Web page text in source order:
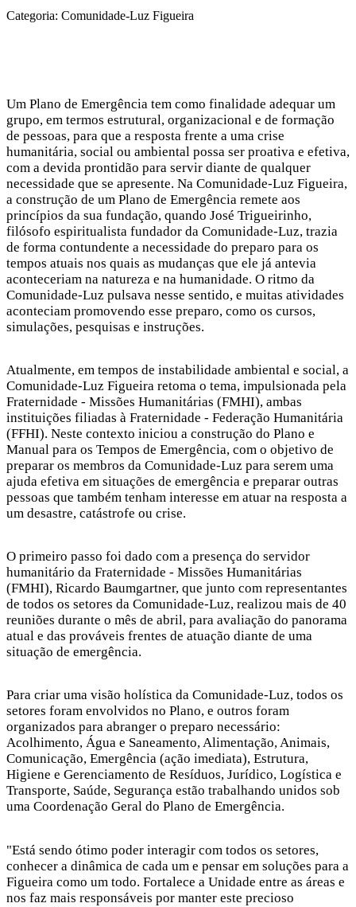
Categoria: Comunidade-Luz Figueira
Um Plano de Emergência tem como finalidade adequar um
grupo, em termos estrutural, organizacional e de formação
de pessoas, para que a resposta frente a uma crise
humanitária, social ou ambiental possa ser proativa e efetiva,
com a devida prontidão para servir diante de qualquer
necessidade que se apresente. Na Comunidade-Luz Figueira,
a construção de um Plano de Emergência remete aos
princípios da sua fundação, quando José Trigueirinho,
filósofo espiritualista fundador da Comunidade-Luz, trazia
de forma contundente a necessidade do preparo para os
tempos atuais nos quais as mudanças que ele já antevia
aconteceriam na natureza e na humanidade. O ritmo da
Comunidade-Luz pulsava nesse sentido, e muitas atividades
aconteciam promovendo esse preparo, como os cursos,
simulações, pesquisas e instruções.
Atualmente, em tempos de instabilidade ambiental e social, a
Comunidade-Luz Figueira retoma o tema, impulsionada pela
Fraternidade - Missões Humanitárias (FMHI), ambas
instituições filiadas à Fraternidade - Federação Humanitária
(FFHI). Neste contexto iniciou a construção do Plano e
Manual para os Tempos de Emergência, com o objetivo de
preparar os membros da Comunidade-Luz para serem uma
ajuda efetiva em situações de emergência e preparar outras
pessoas que também tenham interesse em atuar na resposta a
um desastre, catástrofe ou crise.
O primeiro passo foi dado com a presença do servidor
humanitário da Fraternidade - Missões Humanitárias
(FMHI), Ricardo Baumgartner, que junto com representantes
de todos os setores da Comunidade-Luz, realizou mais de 40
reuniões durante o mês de abril, para avaliação do panorama
atual e das prováveis frentes de atuação diante de uma
situação de emergência.
Para criar uma visão holística da Comunidade-Luz, todos os
setores foram envolvidos no Plano, e outros foram
organizados para abranger o preparo necessário:
Acolhimento, Água e Saneamento, Alimentação, Animais,
Comunicação, Emergência (ação imediata), Estrutura,
Higiene e Gerenciamento de Resíduos, Jurídico, Logística e
Transporte, Saúde, Segurança estão trabalhando unidos sob
uma Coordenação Geral do Plano de Emergência.
"Está sendo ótimo poder interagir com todos os setores,
conhecer a dinâmica de cada um e pensar em soluções para a
Figueira como um todo. Fortalece a Unidade entre as áreas e
nos faz mais responsáveis por manter este precioso